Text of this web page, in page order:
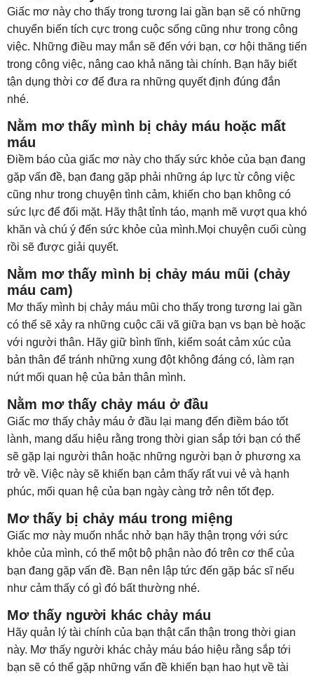
Giấc mơ này cho thấy trong tương lai gần bạn sẽ có những
chuyển biến tích cực trong cuộc sống cũng như trong công
việc. Những điều may mắn sẽ đến với bạn, cơ hội thăng tiến
trong công việc, nâng cao khả năng tài chính. Bạn hãy biết
tận dụng thời cơ để đưa ra những quyết định đúng đắn
nhé.
Nằm mơ thấy mình bị chảy máu hoặc mất
máu
Điềm báo của giấc mơ này cho thấy sức khỏe của bạn đang
gặp vấn đề, bạn đang gặp phải những áp lực từ công việc
cũng như trong chuyện tình cảm, khiến cho bạn không có
sức lực để đối mặt. Hãy thật tỉnh táo, mạnh mẽ vượt qua khó
khăn và chú ý đến sức khỏe của mình.Mọi chuyện cuối cùng
rồi sẽ được giải quyết.
Nằm mơ thấy mình bị chảy máu mũi (chảy
máu cam)
Mơ thấy mình bị chảy máu mũi cho thấy trong tương lai gần
có thể sẽ xảy ra những cuộc cãi vã giữa bạn vs bạn bè hoặc
với người thân. Hãy giữ bình tĩnh, kiểm soát cảm xúc của
bản thân để tránh những xung đột không đáng có, làm rạn
nứt mối quan hệ của bản thân mình.
Nằm mơ thấy chảy máu ở đầu
Giấc mơ thấy chảy máu ở đầu lại mang đến điềm báo tốt
lành, mang dấu hiệu rằng trong thời gian sắp tới bạn có thể
sẽ gặp lại người thân hoặc những người bạn ở phương xa
trở về. Việc này sẽ khiến bạn cảm thấy rất vui vẻ và hạnh
phúc, mối quan hệ của bạn ngày càng trở nên tốt đẹp.
Mơ thấy bị chảy máu trong miệng
Giấc mơ này muốn nhắc nhở bạn hãy thận trọng với sức
khỏe của mình, có thể một bộ phận nào đó trên cơ thể của
bạn đang gặp vấn đề. Bạn nên lập tức đến gặp bác sĩ nếu
như cảm thấy có gì đó bất thường nhé.
Mơ thấy người khác chảy máu
Hãy quản lý tài chính của bạn thật cẩn thận trong thời gian
này. Mơ thấy người khác chảy máu báo hiệu rằng sắp tới
bạn sẽ có thể gặp những vấn đề khiến bạn hao hụt về tài